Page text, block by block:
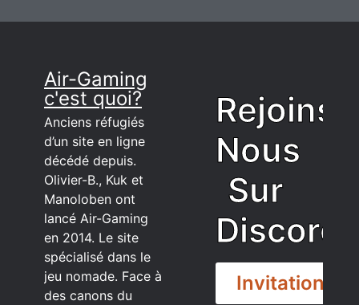
Air-Gaming
c'est quoi?
Anciens réfugiés
d’un site en ligne
décédé depuis.
Olivier-B., Kuk et
Manoloben ont
lancé Air-Gaming
en 2014. Le site
spécialisé dans le
jeu nomade. Face à
des canons du
Rejoins
Nous
Sur
Discord
Invitation